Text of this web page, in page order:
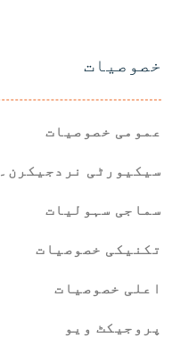
خصوصیات
عمومی خصوصیات
سیکیورٹی نردجیکرن۔
سماجی سہولیات
تکنیکی خصوصیات
اعلی خصوصیات
پروجیکٹ ویو